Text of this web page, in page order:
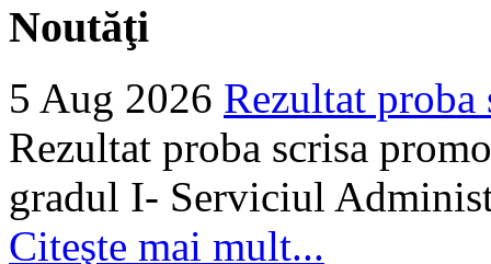
Noutăţi
5 Aug 2026 Rezultat proba
Rezultat proba scrisa
gradul I- Serviciul
Citeşte mai mult...